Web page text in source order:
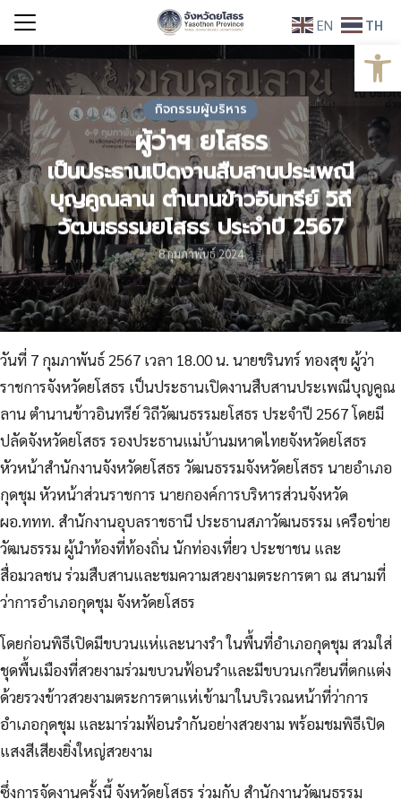
Skip
content
Search
for:
กิจกรรมผู้บริหาร
ผู้ว่าฯ ยโสธร
เป็นประธานเปิดงานสืบสานประเพณี
บุญคูณลาน ตำนานข้าวอินทรีย์ วิถี
วัฒนธรรมยโสธร ประจำปี 2567
8 กุมภาพันธ์ 2024
วันที่ 7 กุมภาพันธ์ 2567 เวลา 18.00 น. นายชรินทร์ ทองสุข ผู้ว่า
ราชการจังหวัดยโสธร เป็นประธานเปิดงานสืบสานประเพณีบุญคูณ
ลาน ตำนานข้าวอินทรีย์ วิถีวัฒนธรรมยโสธร ประจำปี 2567 โดยมี
ปลัดจังหวัดยโสธร รองประธานแม่บ้านมหาดไทยจังหวัดยโสธร
หัวหน้าสำนักงานจังหวัดยโสธร วัฒนธรรมจังหวัดยโสธร นายอำเภอ
กุดชุม หัวหน้าส่วนราชการ นายกองค์การบริหารส่วนจังหวัด
ผอ.ททท. สำนักงานอุบลราชธานีประธานสภาวัฒนธรรม เครือข่าย
วัฒนธรรม ผู้นำท้องที่ท้องถิ่น นักท่องเที่ยว ประชาชน และ
สื่อมวลชน ร่วมสืบสานและชมความสวยงามตระการตา ณ สนามที่
ว่าการอำเภอกุดชุม จังหวัดยโสธร
โดยก่อนพิธีเปิดมีขบวนแห่และนางรำ ในพื้นที่อำเภอกุดชุม สวมใส่
ชุดพื้นเมืองที่สวยงามร่วมขบวนฟ้อนรำและมีขบวนเกวียนที่ตกแต่ง
ด้วยรวงข้าวสวยงามตระการตาแห่เข้ามาในบริเวณหน้าที่ว่าการ
อำเภอกุดชุม และมาร่วมฟ้อนรำกันอย่างสวยงาม พร้อมชมพิธีเปิด
แสงสีเสียงยิ่งใหญ่สวยงาม
ซึ่งการจัดงานครั้งนี้ จังหวัดยโสธร ร่วมกับ สำนักงานวัฒนธรรม
EN TH